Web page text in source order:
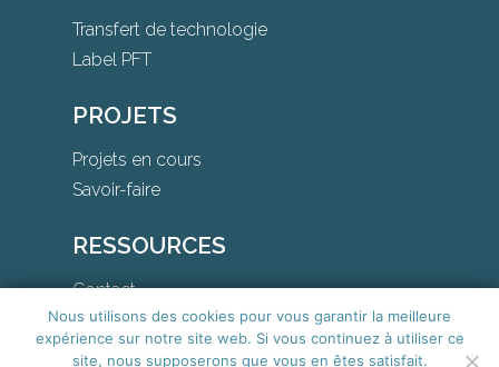
Transfert de technologie
Label PFT
PROJETS
Projets en cours
Savoir-faire
RESSOURCES
Contact
Téléchargements
Nous utilisons des cookies pour vous garantir la meilleure
expérience sur notre site web. Si vous continuez à utiliser ce
site, nous supposerons que vous en êtes satisfait.